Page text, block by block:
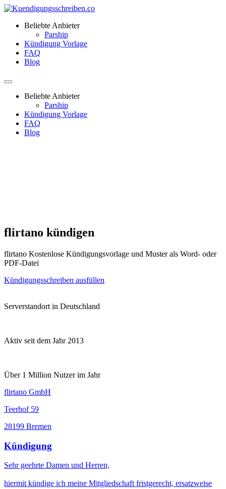
Beliebte Anbieter
Parship
Kündigung Vorlage
FAQ
Blog
Beliebte Anbieter
Parship
Kündigung Vorlage
FAQ
Blog
flirtano kündigen
flirtano Kostenlose Kündigungsvorlage und Muster als Word- oder
PDF-Datei
Kündigungsschreiben ausfüllen
Serverstandort in Deutschland
Aktiv seit dem Jahr 2013
Über 1 Million Nutzer im Jahr
flirtano GmbH
Teerhof 59
28199 Bremen
Kündigung
Sehr geehrte Damen und Herren,
hiermit kündige ich meine Mitgliedschaft fristgerecht, ersatzweise